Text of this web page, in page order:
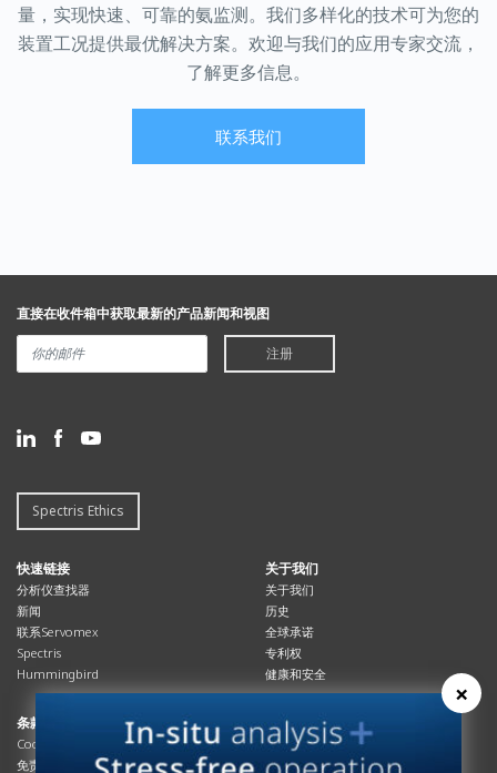
SERVOPRO SAFE AREA
DF-560E ULTRA为半导体行业提供
业界出色的氧气（O2）测量，用于
超高纯（UHP）电子级气体的质量控
制。
DF-745提供了水分的痕量和超痕量
测量，可用于LED / LCD制造过程中
的超高纯度（UHP）电子气体检查。
SERVOPRO DF-745
SGMax
DF-745 SGMax设计用于测量特殊气
体混合应用中的多种气体混合物。
量，实现快速、可靠的氨监测。我们多样化的技术可为您的
装置工况提供最优解决方案。欢迎与我们的应用专家交流，
了解更多信息。
联系我们
直接在收件箱中获取最新的产品新闻和视图
注册
Spectris Ethics
快速链接
分析仪查找器
新闻
联系Servomex
Spectris
Hummingbird
关于我们
关于我们
历史
全球承诺
专利权
健康和安全
条款与合规
Cookies政策
免责声明
资源资源
总览
杂志
×